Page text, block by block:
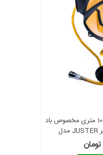
شیلنگ جمع کن اتوماتیک 10 متری مخصوص باد
با پایه 180 درجه جاستر JUSTER مدل